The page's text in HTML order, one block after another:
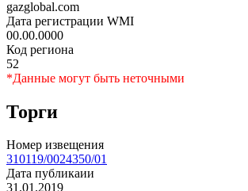
gazglobal.com
Дата регистрации WMI
00.00.0000
Код региона
52
*Данные могут быть неточными
Торги
Номер извещения
310119/0024350/01
Дата публикаии
31.01.2019